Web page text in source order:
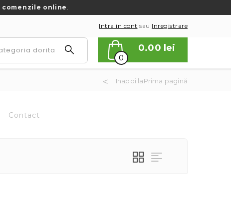
comenzile online.
Intra in cont sau Inregistrare
0
0.00 lei
Inapoi laPrima pagină
Contact